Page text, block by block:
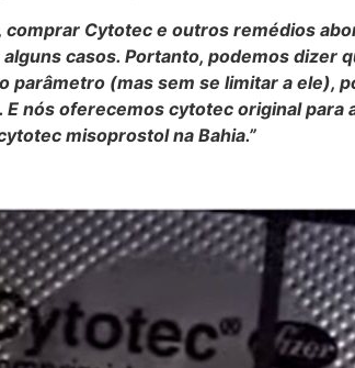
comprar Cytotec e outros remédios
casos. Portanto, podemos dizer
parâmetro (mas sem se limitar a ele),
E nós oferecemos cytotec original para
misoprostol na Bahia.”